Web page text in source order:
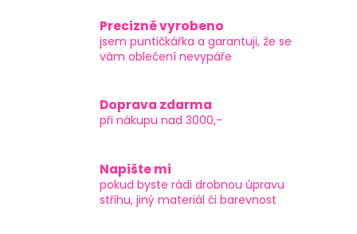
Precizně vyrobeno
jsem puntičkářka a garantuji, že se
vám oblečení nevypáře
Doprava zdarma
při nákupu nad 3000,-
Napište mi
pokud byste rádi drobnou úpravu
střihu, jiný materiál či barevnost